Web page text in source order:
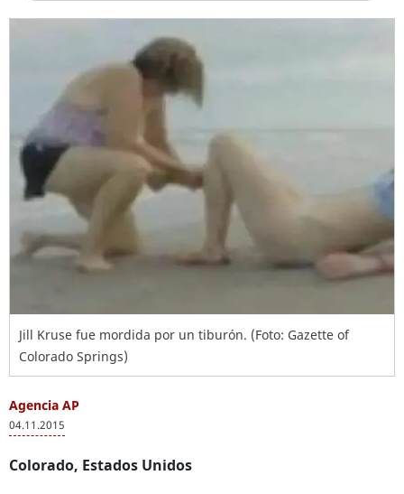
Jill Kruse fue mordida por un tiburón. (Foto: Gazette of
Colorado Springs)
Agencia AP
04.11.2015
Colorado, Estados Unidos